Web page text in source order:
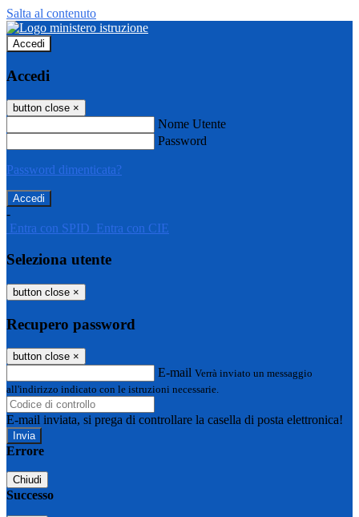
Salta al contenuto
Accedi
Accedi
button close ×
Nome Utente
Password
Password dimenticata?
-
Entra con SPID Entra con CIE
Seleziona utente
button close ×
Recupero password
button close ×
E-mail Verrà inviato un messaggio
all'indirizzo indicato con le istruzioni necessarie.
E-mail inviata, si prega di controllare la casella di posta elettronica!
Errore
Chiudi
Successo